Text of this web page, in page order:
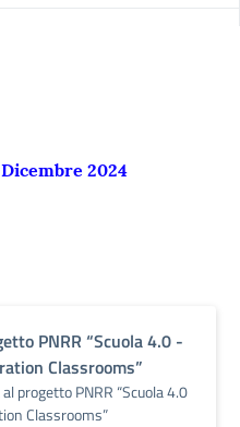
2024
PNRR “Scuola 4.0 -
Classrooms”
progetto PNRR “Scuola 4.0
Classrooms”